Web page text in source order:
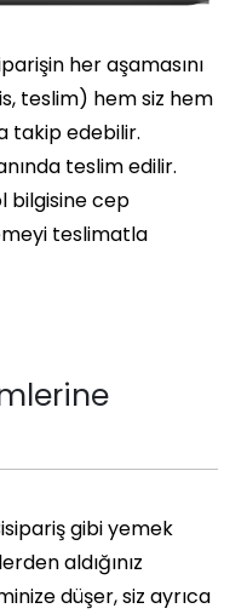
her aşamasını
teslim) hem siz hem
takip edebilir.
teslim edilir.
bilgisine cep
teslimatla
gibi yemek
aldığınız
düşer, siz ayrıca